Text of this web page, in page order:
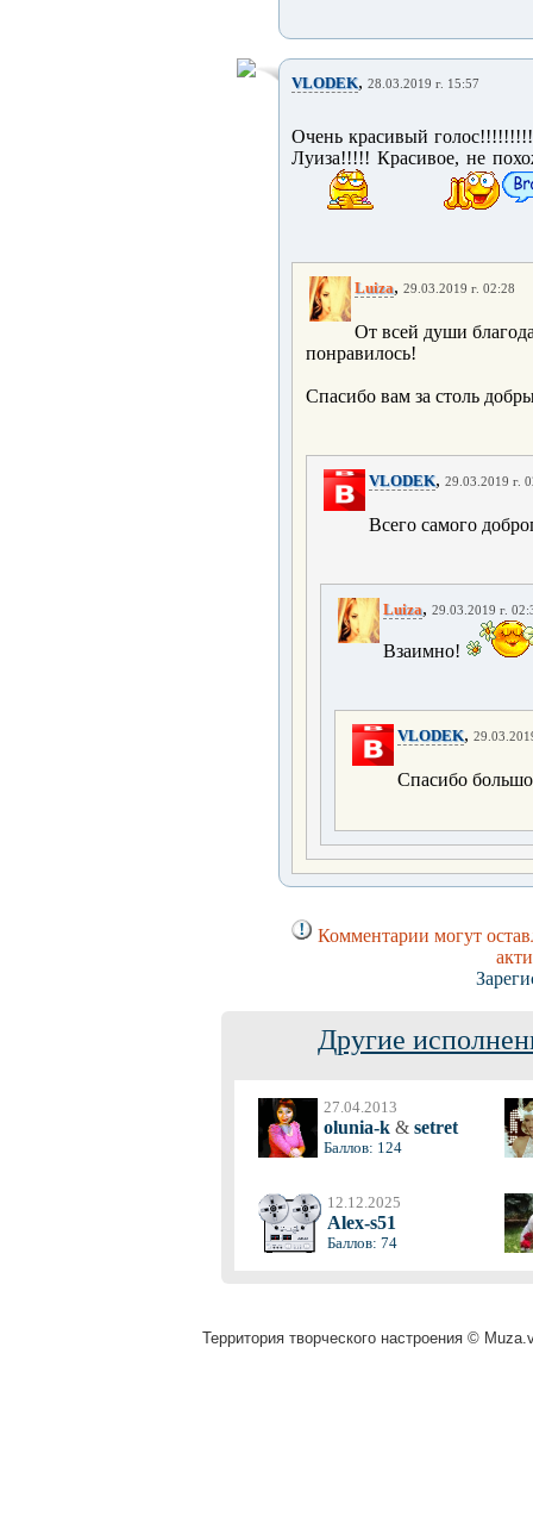
VLODEK, 28.03.2019 г. 15:57
Очень красивый
Луиза!!!!! Красивое, не
Luiza, 29.03.2019 г. 02:28
От всей души
понравилось!
Спасибо вам за столь
VLODEK, 29.03.2019 г.
Всего самого
Luiza, 29.03.2019 г.
Взаимно!
VLODEK,
Спасибо
Комментарии могут
Другие
27.04.2013
olunia-k & setret
Баллов: 124
12.12.2025
Alex-s51
Баллов: 74
Территория творческого настроения ©